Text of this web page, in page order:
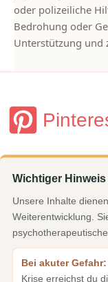
oder polizeiliche
Bedrohung oder
Unterstützung und
Wichtiger Hinweis
Unsere Inhalte
Weiterentwicklung.
Bei akuter Gefahr:
Krise erreichst du